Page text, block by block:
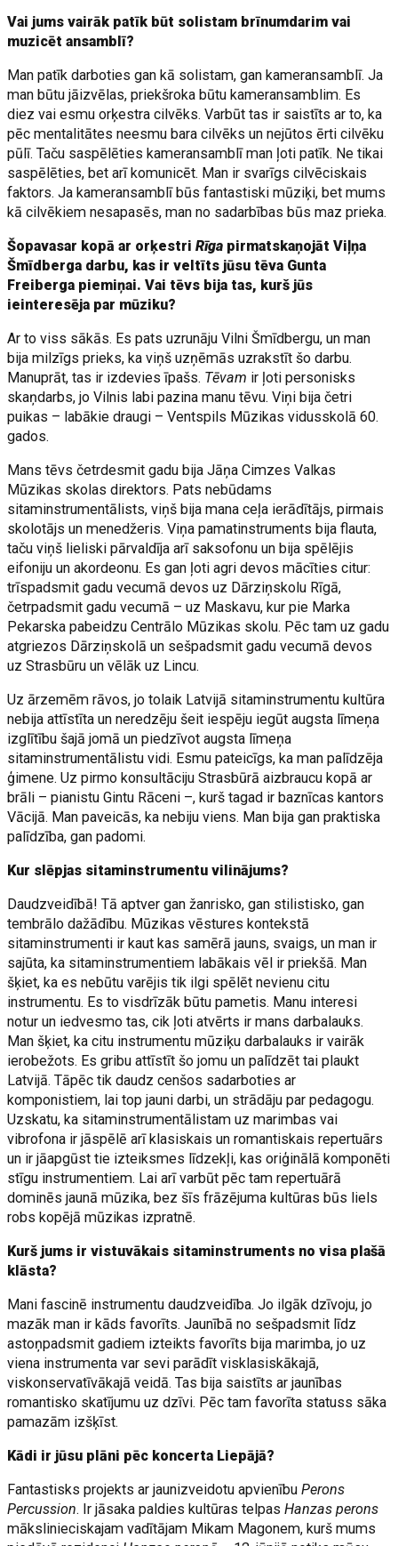
Vai jums vairāk patīk būt solistam brīnumdarim vai
muzicēt ansamblī?
Man patīk darboties gan kā solistam, gan kameransamblī. Ja
man būtu jāizvēlas, priekšroka būtu kameransamblim. Es
diez vai esmu orķestra cilvēks. Varbūt tas ir saistīts ar to, ka
pēc mentalitātes neesmu bara cilvēks un nejūtos ērti cilvēku
pūlī. Taču saspēlēties kameransamblī man ļoti patīk. Ne tikai
saspēlēties, bet arī komunicēt. Man ir svarīgs cilvēciskais
faktors. Ja kameransamblī būs fantastiski mūziķi, bet mums
kā cilvēkiem nesapasēs, man no sadarbības būs maz prieka.
Šopavasar kopā ar orķestriRīga pirmatskaņojāt Viļņa
Šmīdberga darbu, kas ir veltīts jūsu tēva Gunta
Freiberga piemiņai. Vai tēvs bija tas, kurš jūs
ieinteresēja par mūziku?
Ar to viss sākās. Es pats uzrunāju Vilni Šmīdbergu, un man
bija milzīgs prieks, ka viņš uzņēmās uzrakstīt šo darbu.
Manuprāt, tas ir izdevies īpašs. Tēvam ir ļoti personisks
skaņdarbs, jo Vilnis labi pazina manu tēvu. Viņi bija četri
puikas – labākie draugi – Ventspils Mūzikas vidusskolā 60.
gados.
Mans tēvs četrdesmit gadu bija Jāņa Cimzes Valkas
Mūzikas skolas direktors. Pats nebūdams
sitaminstrumentālists, viņš bija mana ceļa ierādītājs, pirmais
skolotājs un menedžeris. Viņa pamatinstruments bija flauta,
taču viņš lieliski pārvaldīja arī saksofonu un bija spēlējis
eifoniju un akordeonu. Es gan ļoti agri devos mācīties citur:
trīspadsmit gadu vecumā devos uz Dārziņskolu Rīgā,
četrpadsmit gadu vecumā – uz Maskavu, kur pie Marka
Pekarska pabeidzu Centrālo Mūzikas skolu. Pēc tam uz gadu
atgriezos Dārziņskolā un sešpadsmit gadu vecumā devos
uz Strasbūru un vēlāk uz Lincu.
Uz ārzemēm rāvos, jo tolaik Latvijā sitaminstrumentu kultūra
nebija attīstīta un neredzēju šeit iespēju iegūt augsta līmeņa
izglītību šajā jomā un piedzīvot augsta līmeņa
sitaminstrumentālistu vidi. Esmu pateicīgs, ka man palīdzēja
ģimene. Uz pirmo konsultāciju Strasbūrā aizbraucu kopā ar
brāli – pianistu Gintu Rāceni –, kurš tagad ir baznīcas kantors
Vācijā. Man paveicās, ka nebiju viens. Man bija gan praktiska
palīdzība, gan padomi.
Kur slēpjas sitaminstrumentu vilinājums?
Daudzveidībā! Tā aptver gan žanrisko, gan stilistisko, gan
tembrālo dažādību. Mūzikas vēstures kontekstā
sitaminstrumenti ir kaut kas samērā jauns, svaigs, un man ir
sajūta, ka sitaminstrumentiem labākais vēl ir priekšā. Man
šķiet, ka es nebūtu varējis tik ilgi spēlēt nevienu citu
instrumentu. Es to visdrīzāk būtu pametis. Manu interesi
notur un iedvesmo tas, cik ļoti atvērts ir mans darbalauks.
Man šķiet, ka citu instrumentu mūziķu darbalauks ir vairāk
ierobežots. Es gribu attīstīt šo jomu un palīdzēt tai plaukt
Latvijā. Tāpēc tik daudz cenšos sadarboties ar
komponistiem, lai top jauni darbi, un strādāju par pedagogu.
Uzskatu, ka sitaminstrumentālistam uz marimbas vai
vibrofona ir jāspēlē arī klasiskais un romantiskais repertuārs
un ir jāapgūst tie izteiksmes līdzekļi, kas oriģinālā komponēti
stīgu instrumentiem. Lai arī varbūt pēc tam repertuārā
dominēs jaunā mūzika, bez šīs frāzējuma kultūras būs liels
robs kopējā mūzikas izpratnē.
Kurš jums ir vistuvākais sitaminstruments no visa plašā
klāsta?
Mani fascinē instrumentu daudzveidība. Jo ilgāk dzīvoju, jo
mazāk man ir kāds favorīts. Jaunībā no sešpadsmit līdz
astoņpadsmit gadiem izteikts favorīts bija marimba, jo uz
viena instrumenta var sevi parādīt visklasiskākajā,
viskonservatīvākajā veidā. Tas bija saistīts ar jaunības
romantisko skatījumu uz dzīvi. Pēc tam favorīta statuss sāka
pamazām izšķīst.
Kādi ir jūsu plāni pēc koncerta Liepājā?
Fantastisks projekts ar jaunizveidotu apvienībuPerons
Percussion. Ir jāsaka paldies kultūras telpasHanzas perons
mākslinieciskajam vadītājam Mikam Magonem, kurš mums